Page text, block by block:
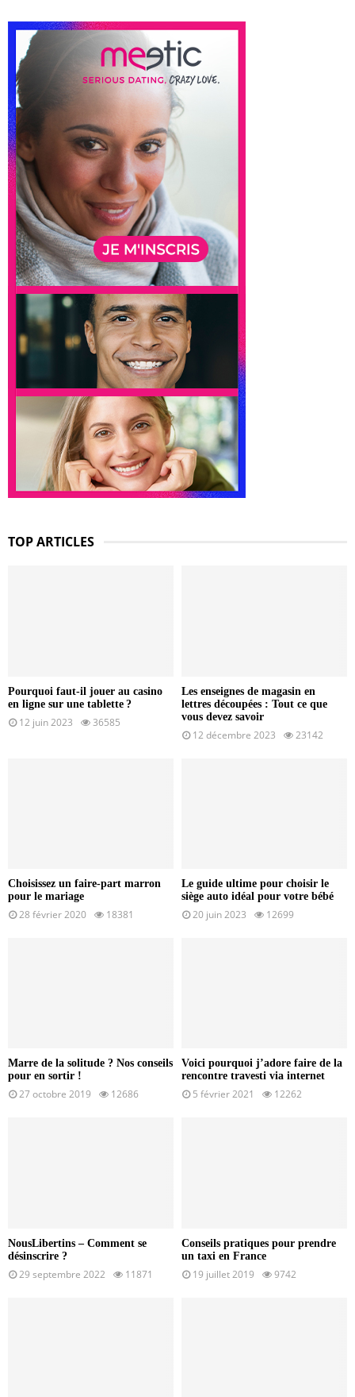
TOP ARTICLES
Pourquoi faut-il jouer au casino
en ligne sur une tablette ?
12 juin 2023 36585
Les enseignes de magasin en
lettres découpées : Tout ce que
vous devez savoir
12 décembre 2023 23142
Choisissez un faire-part marron
pour le mariage
28 février 2020 18381
Le guide ultime pour choisir le
siège auto idéal pour votre bébé
20 juin 2023 12699
Marre de la solitude ? Nos conseils
pour en sortir !
27 octobre 2019 12686
Voici pourquoi j’adore faire de la
rencontre travesti via internet
5 février 2021 12262
NousLibertins – Comment se
désinscrire ?
29 septembre 2022 11871
Conseils pratiques pour prendre
un taxi en France
19 juillet 2019 9742